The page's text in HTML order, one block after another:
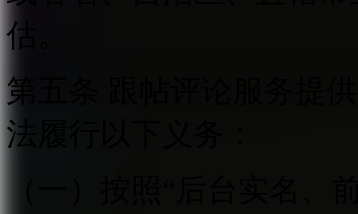
估。
第五条 跟帖评论服务提
法履行以下义务：